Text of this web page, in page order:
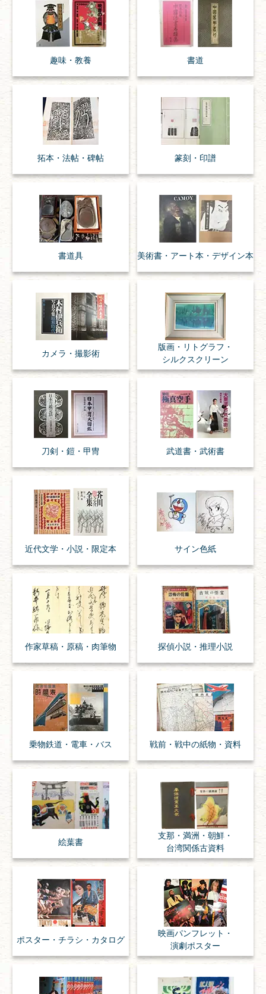
趣味・ 教養 書道
拓本・法帖・ 碑帖 篆刻・印譜
書道具 美術書・アート本・ デザイン本
カメラ・撮影術
版画・リトグラフ・
シルクスクリーン
刀剣・ 鎧・ 甲冑 武道書・ 武術書
近代文学・ 小説・限定本 サイン色紙
作家草稿・原稿・ 肉筆物 探偵小説・ 推理小説
乗物鉄道・ 電車・ バス 戦前・戦中の紙物・資料
絵葉書
支那・満洲・朝鮮・
台湾関係古資料
ポスター・チラシ・ カタログ
映画パンフレット・
演劇ポスター